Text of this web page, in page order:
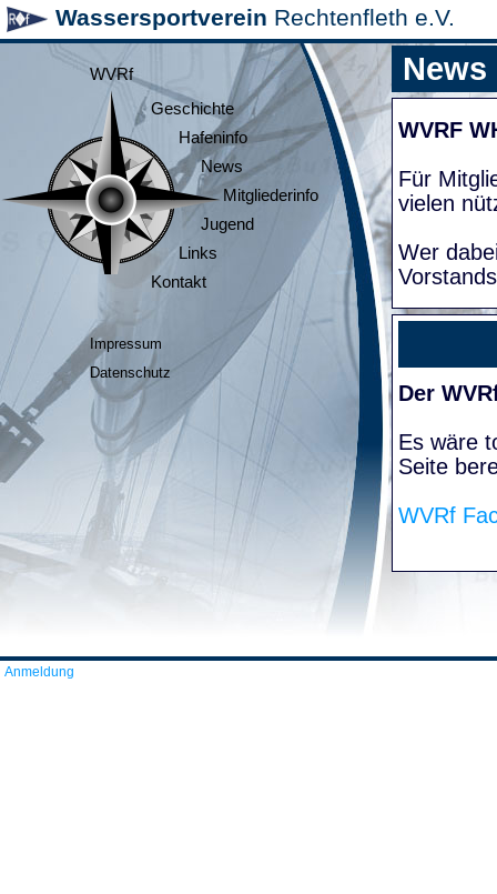
Wassersportverein Rechtenfleth e.V.
WVRf
Geschichte
Hafeninfo
News
Mitgliederinfo
Jugend
Links
Kontakt
Impressum
Datenschutz
News
WVRF
Für
vielen
Wer
Der
Es wäre
Seite
WVRf
Anmeldung